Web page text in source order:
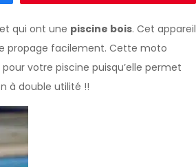
qui ont une piscine bois. Cet appareil
propage facilement. Cette moto
votre piscine puisqu’elle permet
à double utilité !!